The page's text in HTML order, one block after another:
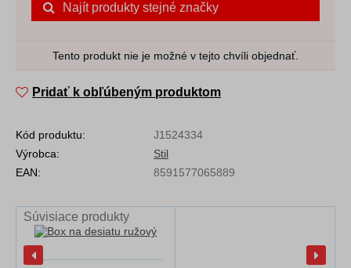
Najít produkty stejné značky
Tento produkt nie je možné v tejto chvíli objednať.
Pridať k obľúbeným produktom
Kód produktu:
J1524334
Výrobca:
Stil
EAN:
8591577065889
Súvisiace produkty